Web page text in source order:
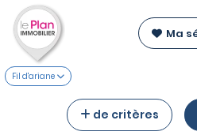
Ma
Fil d'ariane
de critères